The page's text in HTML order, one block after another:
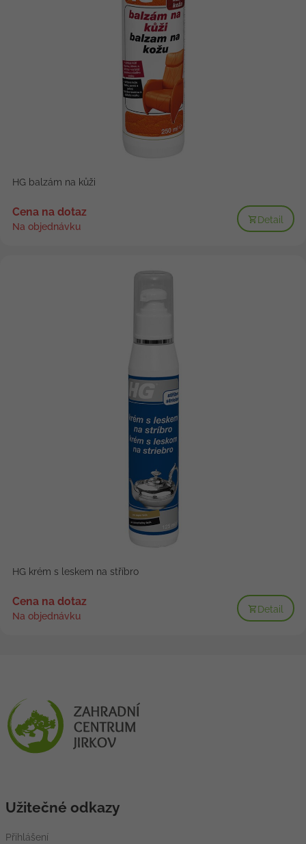
HG balzám na kůži
Cena na dotaz
Na objednávku
Detail
HG krém s leskem na stříbro
Cena na dotaz
Na objednávku
Detail
Užitečné odkazy
Přihlášení